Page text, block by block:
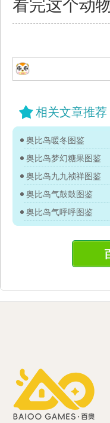
看完这个动
相关文章推荐
奥比岛暖冬图鉴
奥比岛梦幻糖果图鉴
奥比岛九九祯祥图鉴
奥比岛气鼓鼓图鉴
奥比岛气呼呼图鉴